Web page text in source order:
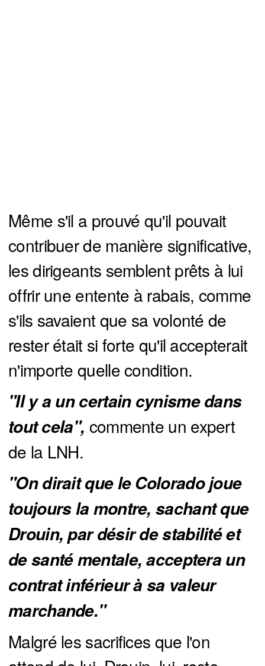
Même s'il a prouvé qu'il pouvait
contribuer de manière significative,
les dirigeants semblent prêts à lui
offrir une entente à rabais, comme
s'ils savaient que sa volonté de
rester était si forte qu'il accepterait
n'importe quelle condition.
"Il y a un certain cynisme dans
tout cela", commente un expert
de la LNH.
"On dirait que le Colorado joue
toujours la montre, sachant que
Drouin, par désir de stabilité et
de santé mentale, acceptera un
contrat inférieur à sa valeur
marchande."
Malgré les sacrifices que l'on